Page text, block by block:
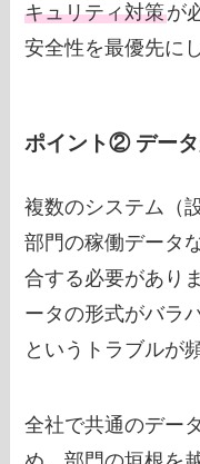
キュリティ対策が
安全性を最優先に
ポイント② デー
複数のシステム（
部門の稼働データ
合する必要があり
ータの形式がバラ
というトラブルが
全社で共通のデー